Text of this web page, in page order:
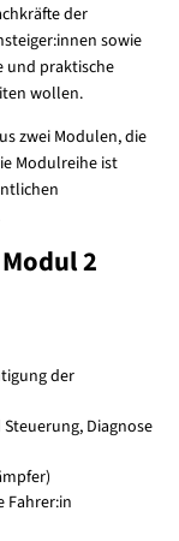
der
sowie
und praktische
wollen.
zwei Modulen, die
Modulreihe ist
2
der
Diagnose
Fahrer:in